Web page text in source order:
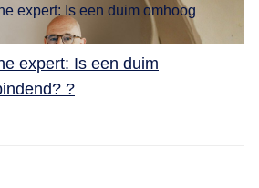
expert: Is een duim
?